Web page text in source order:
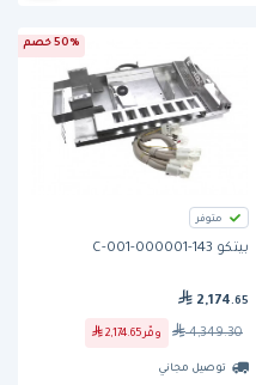
50% خصم
متوفر
بيتكو 143-000001-001-C
2,174 .65
4,349.30 وفّر 2,174.65
توصيل مجاني